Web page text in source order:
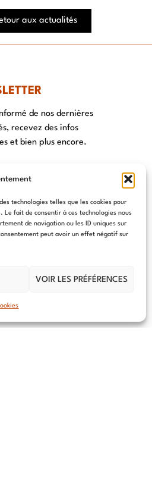
technologies telles que les cookies pour
fait de consentir à ces technologies nous
de navigation ou les ID uniques sur
peut avoir un effet négatif sur
VOIR LES PRÉFÉRENCES
aux actualités
de nos dernières
recevez des infos
et bien plus encore.
⟶